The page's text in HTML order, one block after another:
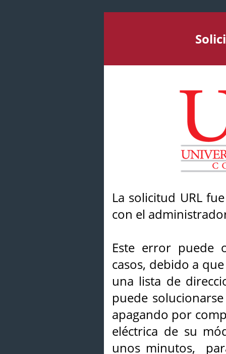
La solicitud URL
con el
Este error puede
casos, debido a
una lista de
puede
apagando por
eléctrica de su
unos minutos,